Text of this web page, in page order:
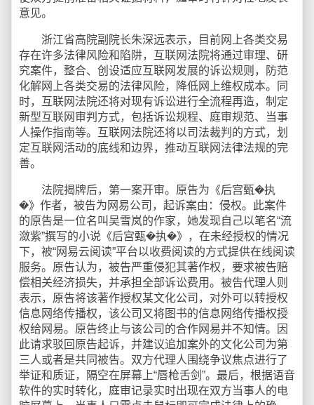
意见。
浙江省高院副院长朱深远表示，目前网上各类交易
存在许多法律风险和陷阱，互联网法院将通过审理、研
究案件，整合、创设适应互联网发展的诉讼规则，防范
化解网上各类交易的法律风险，降低网上维权成本。同
时，互联网法院还将对现有诉讼进行全流程再造，制定
新型互联网审判方式，包括诉讼规程、庭审规范、当事
人操作指南等。互联网法院还将以司法裁判的方式，划
定互联网活动的底线和边界，推动互联网法律法规的完
善。
法院揭牌后，第一案开审。原告为《后宫甄�执
�》作者，被告为网易公司，起诉案由：侵权。此案件
的原告是一位名叫吴雪岚的作家，她发现自己以笔名“流
潋紫”撰写的小说《后宫甄�执�》，在未经授权的情况
下，被“网易云阅读”平台以收费阅读的方式提供在线阅读
服务。原告认为，被告严重侵犯其著作权，要求被告赔
偿相关经济损失，并承担全部诉讼费用。被告代理人则
表示，原告将该著作授权某文化公司，对外可以转授权
信息网络传播权，该公司又将图书的信息网络传播权授
权给网易。原告终止与该公司的合作网易并不知情。因
此请求驳回原告起诉，并建议追加案外的文化公司为第
三人或者是共同被告。双方代理人围绕争议焦点进行了
举证和质证，隔空在屏幕上“唇枪舌剑”。最后，根据语音
软件的实时转化，庭审记录实时出现在双方当事人的电